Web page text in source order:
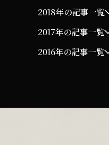
2018年の記事一覧
2017年の記事一覧
2016年の記事一覧